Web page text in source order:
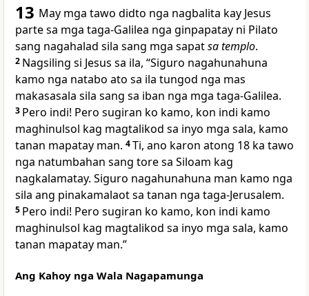
13 May mga tawo didto nga nagbalita kay Jesus
parte sa mga taga-Galilea nga ginpapatay ni Pilato
sang nagahalad sila sang mga sapatsa templo.
2 Nagsiling si Jesus sa ila, “Siguro nagahunahuna
kamo nga natabo ato sa ila tungod nga mas
makasasala sila sang sa iban nga mga taga-Galilea.
3 Pero indi! Pero sugiran ko kamo, kon indi kamo
maghinulsol kag magtalikod sa inyo mga sala, kamo
tanan mapatay man. 4Ti, ano karon atong 18 ka tawo
nga natumbahan sang tore sa Siloam kag
nagkalamatay. Siguro nagahunahuna man kamo nga
sila ang pinakamalaot sa tanan nga taga-Jerusalem.
5 Pero indi! Pero sugiran ko kamo, kon indi kamo
maghinulsol kag magtalikod sa inyo mga sala, kamo
tanan mapatay man.”
Ang Kahoy nga Wala Nagapamunga